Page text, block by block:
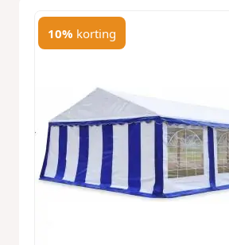
10% korting